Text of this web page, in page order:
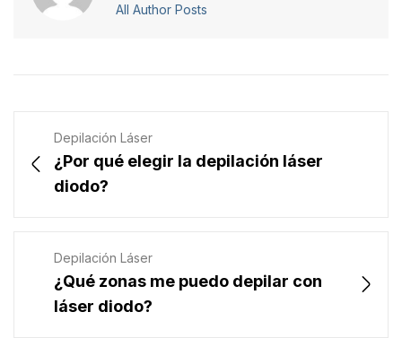
All Author Posts
Depilación Láser
¿Por qué elegir la depilación láser
diodo?
Depilación Láser
¿Qué zonas me puedo depilar con
láser diodo?